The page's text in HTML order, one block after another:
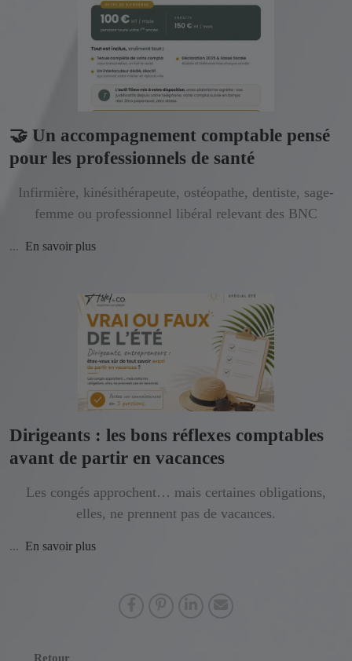
🤝 Un accompagnement comptable pensé
pour les professionnels de santé
Infirmière, kinésithérapeute, ostéopathe, dentiste, sage-
femme ou professionnel libéral relevant des BNC
... En savoir plus
Dirigeants : les bons réflexes comptables
avant de partir en vacances
Les congés approchent… mais certaines obligations,
elles, ne prennent pas de vacances.
... En savoir plus
Retour